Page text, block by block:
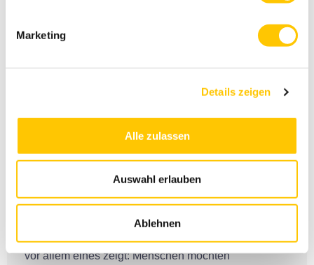
Marketing
Details zeigen
Alle zulassen
Auswahl erlauben
Ablehnen
Business
Forever & Stiftung Warentest:
Warum ein Testurteil nie die ganze
Geschichte erzählt
Forever Stiftung Warentest ist eine Suchanfrage, die
vor allem eines zeigt: Menschen möchten